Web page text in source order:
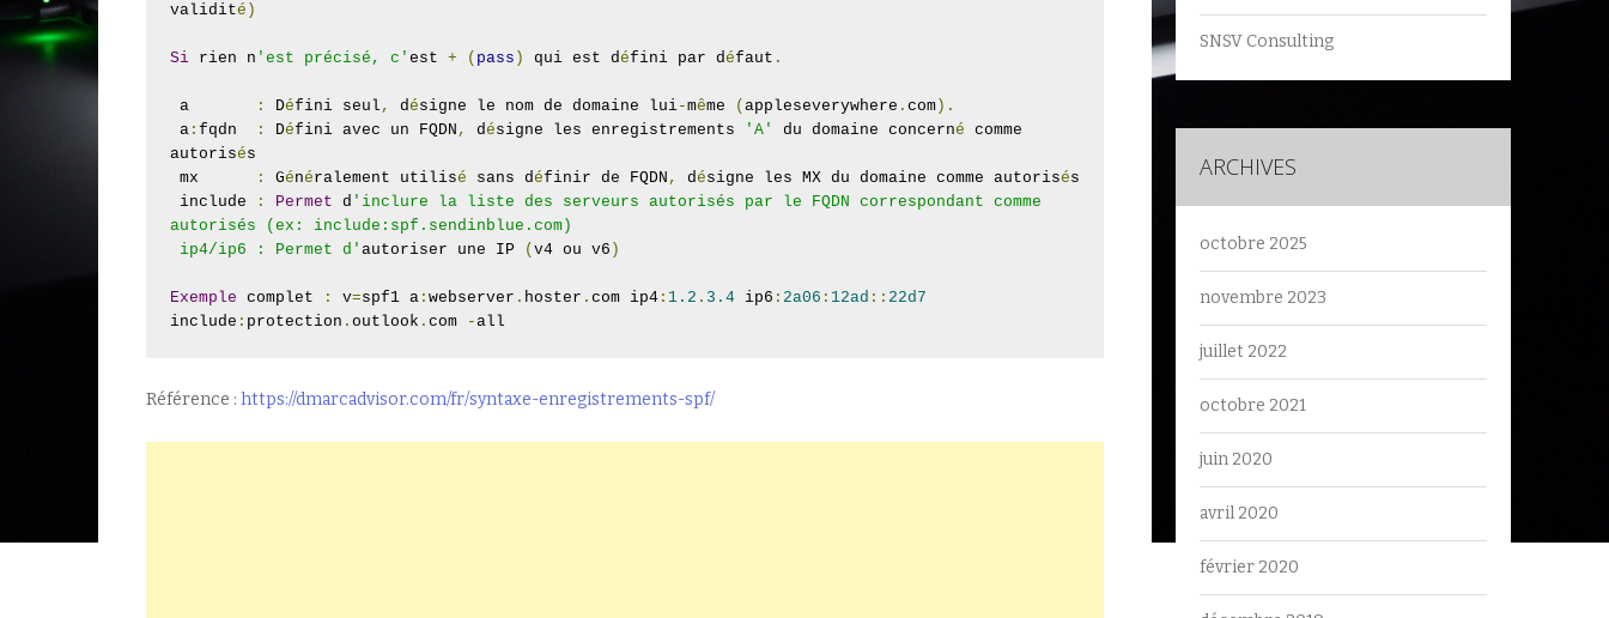
validité)
Si rien n 'est précisé, c' est + ( pass ) qui est défini par défaut .
a : Défini seul , désigne le nom de domaine lui-même ( appleseverywhere . com ).
a : fqdn : Défini avec un FQDN , désigne les enregistrements 'A' du domaine concerné comme
autorisés
mx
: Généralement utilisé sans définir de FQDN , désigne les MX du domaine comme autorisés
include
: Permet d 'inclure la liste des serveurs autorisés par le FQDN correspondant comme
autorisés (ex: include:spf.sendinblue.com)
ip4/ip6 : Permet d' autoriser une IP ( v4 ou v6 )
Exemple complet : v=spf1 a : webserver . hoster . com ip4 : 1.2 . 3.4 ip6 : 2a06 : 12ad :: 22d7
include : protection . outlook . com -all
Référence : https://dmarcadvisor.com/fr/syntaxe-enregistrements-spf/
SNSV Consulting
ARCHIVES
octobre 2025
novembre 2023
juillet 2022
octobre 2021
juin 2020
avril 2020
février 2020